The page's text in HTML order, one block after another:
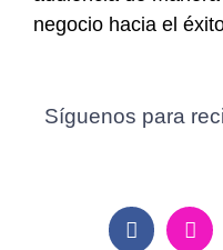
negocio hacia el
Síguenos para